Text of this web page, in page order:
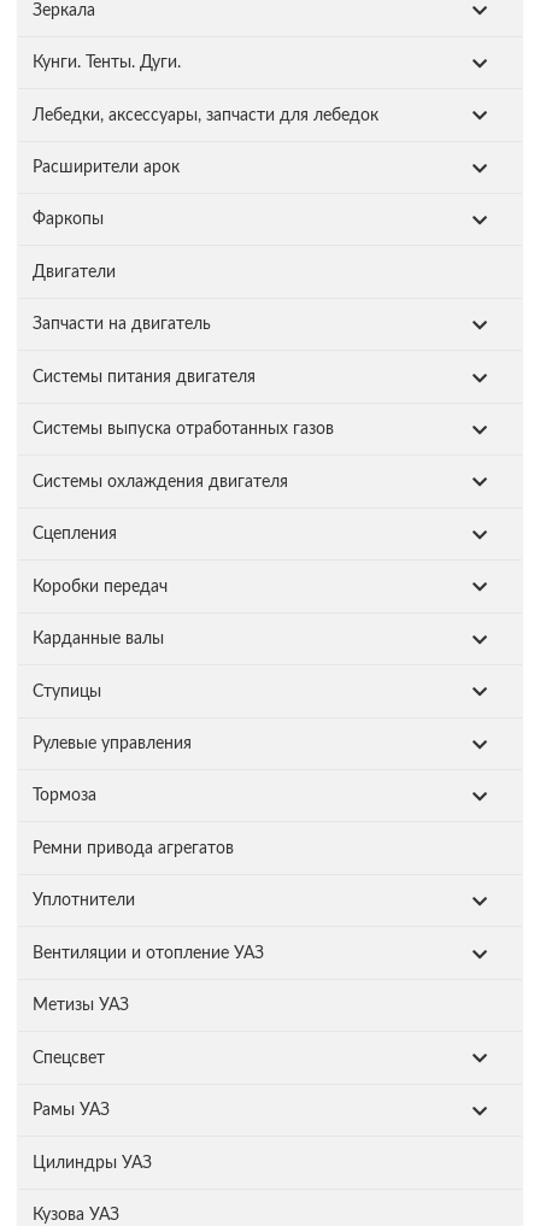
Зеркала
Кунги. Тенты. Дуги.
Лебедки, аксессуары, запчасти для лебедок
Расширители арок
Фаркопы
Двигатели
Запчасти на двигатель
Системы питания двигателя
Системы выпуска отработанных газов
Системы охлаждения двигателя
Сцепления
Коробки передач
Карданные валы
Ступицы
Рулевые управления
Тормоза
Ремни привода агрегатов
Уплотнители
Вентиляции и отопление УАЗ
Метизы УАЗ
Спецсвет
Рамы УАЗ
Цилиндры УАЗ
Кузова УАЗ